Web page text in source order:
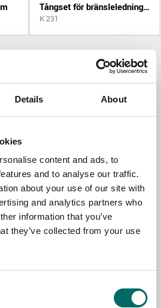
Details About
content and ads, to
and to analyse our traffic.
about your use of our site with
and analytics partners who
information that you’ve
they’ve collected from your use
Tångset för bränsleledningar
K 231